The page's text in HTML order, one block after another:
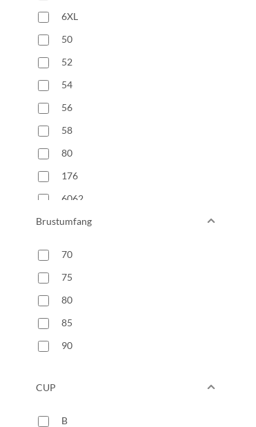
6XL
50
52
54
56
58
80
176
6062
6466
Brustumfang
70
75
80
85
90
CUP
B